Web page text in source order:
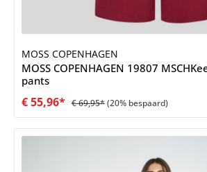
MOSS COPENHAGEN
MOSS COPENHAGEN 19807
pants
€ 55,96* € 69,95*(20% bespaard)